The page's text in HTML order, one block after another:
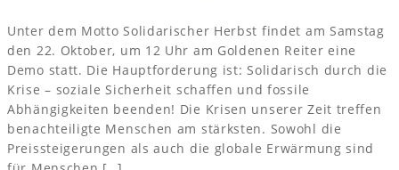
Unter dem Motto Solidarischer Herbst findet am Samstag
den 22. Oktober, um 12 Uhr am Goldenen Reiter eine
Demo statt. Die Hauptforderung ist: Solidarisch durch die
Krise – soziale Sicherheit schaffen und fossile
Abhängigkeiten beenden! Die Krisen unserer Zeit treffen
benachteiligte Menschen am stärksten. Sowohl die
Preissteigerungen als auch die globale Erwärmung sind